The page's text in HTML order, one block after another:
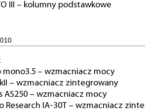
III – kolumny podstawkowe
mono3.5 – wzmacniacz mocy
– wzmacniacz zintegrowany
AS250 – wzmacniacz mocy
Research IA-30T – wzmacniacz